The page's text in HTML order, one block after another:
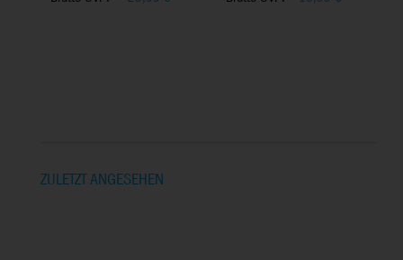
ZULETZT ANGESEHEN